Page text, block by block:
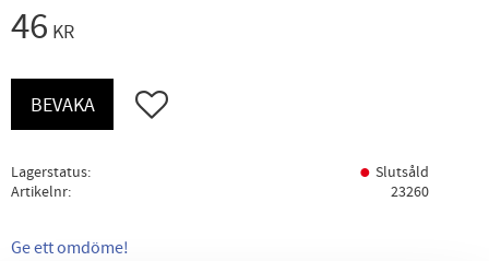
46 KR
Lägg till i favoriter
BEVAKA
Lagerstatus
Slutsåld
Artikelnr
23260
Ge ett omdöme!